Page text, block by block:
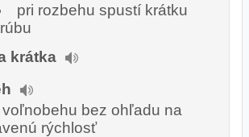
pri rozbehu spustí krátku
krátka
bez ohľadu na
rýchlosť